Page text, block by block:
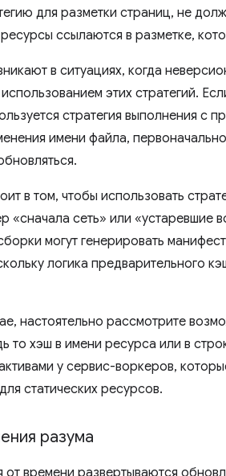
для разметки страниц, не
ссылаются в разметке,
в ситуациях, когда
этих стратегий.
стратегия выполнения с
имени файла,
в том, чтобы использовать
«сначала сеть» или «устаревшие
могут генерировать
логика предварительного
настоятельно рассмотрите
то хэш в имени ресурса или в
у сервис-воркеров,
статических ресурсов.
разума